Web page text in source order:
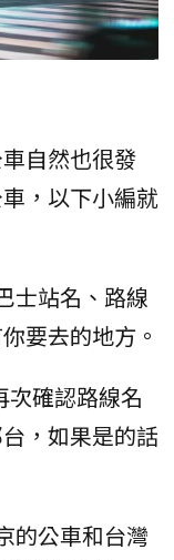
自然也很發
，以下小編就
士站名、路線
要去的地方。
次確認路線名
，如果是的話
的公車和台灣